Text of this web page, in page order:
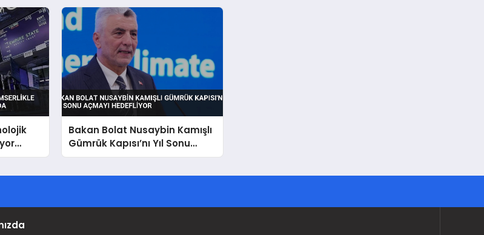
Dalgalanmalar Etkili Oluyor
Bakan Bolat Nusaybin Kamışlı
Gümrük Kapısı’nı Yıl Sonu
Açmayı Hedefliyor